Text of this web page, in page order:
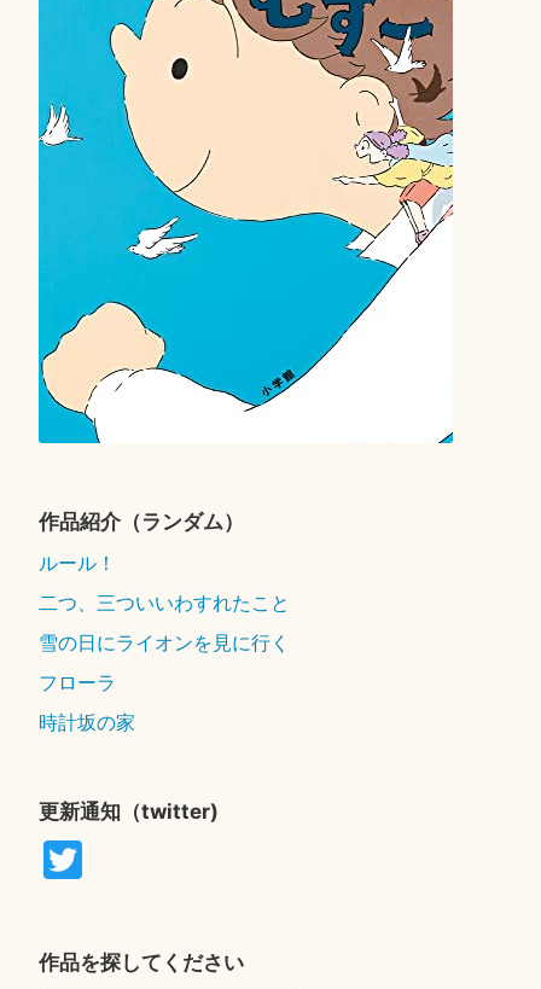
作品紹介（ランダム）
ルール！
二つ、三ついいわすれたこと
雪の日にライオンを見に行く
フローラ
時計坂の家
更新通知（twitter)
T
r
作品を探してください